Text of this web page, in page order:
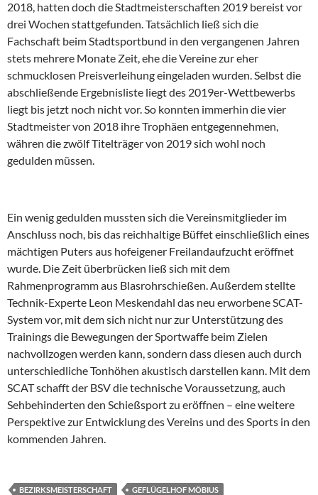
2018, hatten doch die Stadtmeisterschaften 2019 bereist vor
drei Wochen stattgefunden. Tatsächlich ließ sich die
Fachschaft beim Stadtsportbund in den vergangenen Jahren
stets mehrere Monate Zeit, ehe die Vereine zur eher
schmucklosen Preisverleihung eingeladen wurden. Selbst die
abschließende Ergebnisliste liegt des 2019er-Wettbewerbs
liegt bis jetzt noch nicht vor. So konnten immerhin die vier
Stadtmeister von 2018 ihre Trophäen entgegennehmen,
währen die zwölf Titelträger von 2019 sich wohl noch
gedulden müssen.
Ein wenig gedulden mussten sich die Vereinsmitglieder im
Anschluss noch, bis das reichhaltige Büffet einschließlich eines
mächtigen Puters aus hofeigener Freilandaufzucht eröffnet
wurde. Die Zeit überbrücken ließ sich mit dem
Rahmenprogramm aus Blasrohrschießen. Außerdem stellte
Technik-Experte Leon Meskendahl das neu erworbene SCAT-
System vor, mit dem sich nicht nur zur Unterstützung des
Trainings die Bewegungen der Sportwaffe beim Zielen
nachvollzogen werden kann, sondern dass diesen auch durch
unterschiedliche Tonhöhen akustisch darstellen kann. Mit dem
SCAT schafft der BSV die technische Voraussetzung, auch
Sehbehinderten den Schießsport zu eröffnen – eine weitere
Perspektive zur Entwicklung des Vereins und des Sports in den
kommenden Jahren.
BEZIRKSMEISTERSCHAFT
GEFLÜGELHOF MÖBIUS